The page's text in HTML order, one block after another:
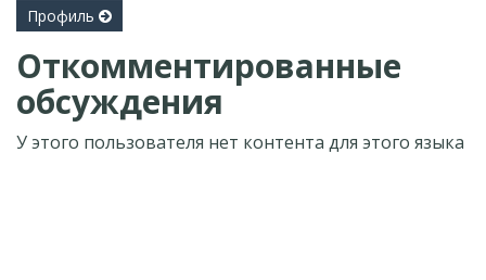
Профиль
Откомментированные
обсуждения
У этого пользователя нет контента для этого языка